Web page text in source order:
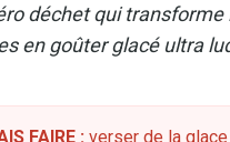
déchet qui transforme
en goûter glacé ultra
FAIRE : verser de la glace